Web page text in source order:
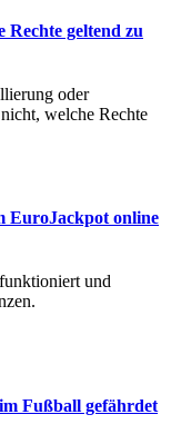
Rechte geltend zu
oder
welche Rechte
EuroJackpot online
und
Fußball gefährdet